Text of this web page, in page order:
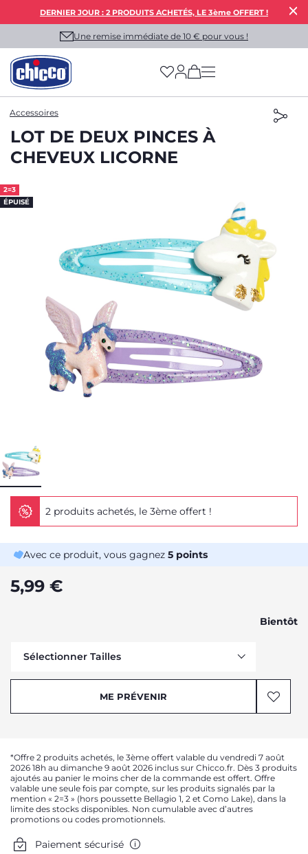
DERNIER JOUR : 2 PRODUITS ACHETÉS, LE 3ème OFFERT !
Une remise immédiate de 10 € pour vous !
(has more options
Accessoires
LOT DE DEUX PINCES À
CHEVEUX LICORNE
2=3
ÉPUISÉ
2 produits achetés, le 3ème offert !
Avec ce produit, vous gagnez 5 points
5,99 €
Bientôt
Sélectionner Tailles
Me prévenir
ME PRÉVENIR
*Offre 2 produits achetés, le 3ème offert valable du vendredi 7 août
2026 18h au dimanche 9 août 2026 inclus sur Chicco.fr. Dès 3 produits
ajoutés au panier le moins cher de la commande est offert. Offre
valable une seule fois par compte, sur les produits signalés par la
mention « 2=3 » (hors poussette Bellagio 1, 2 et Como Lake), dans la
limite des stocks disponibles. Non cumulable avec d’autres
promotions ou codes promotionnels.
Paiement sécurisé